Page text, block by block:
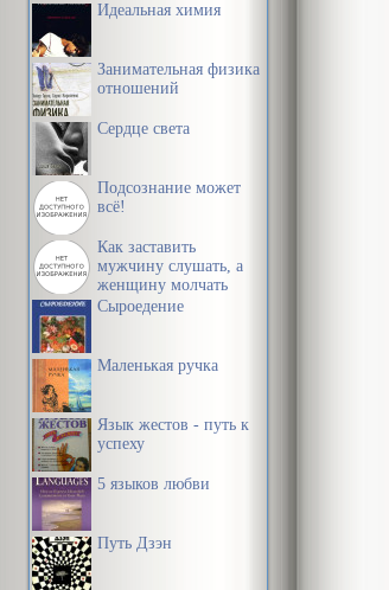
Идеальная химия
Занимательная физика
отношений
Сердце света
Подсознание может
всё!
Как заставить
мужчину слушать, а
женщину молчать
Сыроедение
Маленькая ручка
Язык жестов - путь к
успеху
5 языков любви
Путь Дзэн